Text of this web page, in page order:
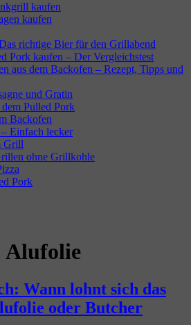
kaufen
kaufen
richtige Bier für den Grillabend
Pork kaufen – Der Vergleichstest
aus dem Backofen – Rezept, Tipps und
und Gratin
Pulled Pork
Backofen
Einfach lecker
Grill
ohne Grillkohle
Pork
Alufolie
Wann lohnt sich das
oder Butcher